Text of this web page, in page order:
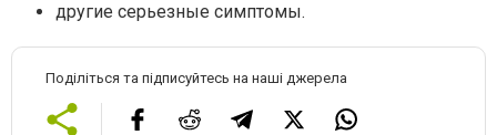
другие серьезные симптомы.
Поділіться та підписуйтесь на наші джерела